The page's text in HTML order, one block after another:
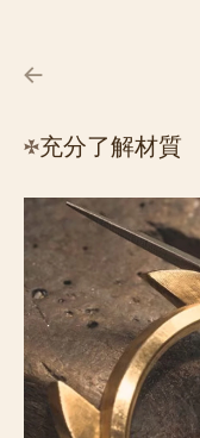
充分了解材質